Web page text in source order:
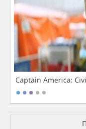
Captain America: